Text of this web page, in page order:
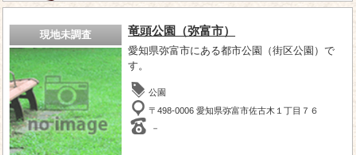
現地未調査 竜頭公園（弥富市）
愛知県弥富市にある都市公園（街区公園）で
す。
公園
〒498-0006 愛知県弥富市佐古木１丁目７６
－